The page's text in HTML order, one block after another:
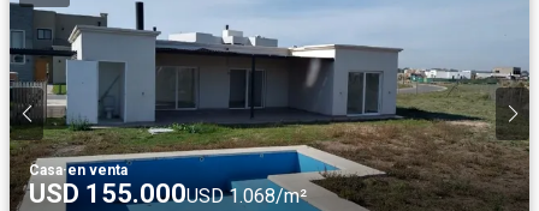
Casa·en venta
USD 155.000USD 1.068/m²